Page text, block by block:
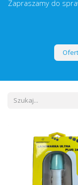
Zapraszamy do